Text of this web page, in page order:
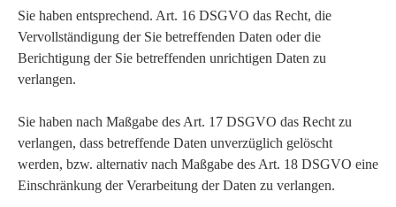
Sie haben entsprechend. Art. 16 DSGVO das Recht, die
Vervollständigung der Sie betreffenden Daten oder die
Berichtigung der Sie betreffenden unrichtigen Daten zu
verlangen.
Sie haben nach Maßgabe des Art. 17 DSGVO das Recht zu
verlangen, dass betreffende Daten unverzüglich gelöscht
werden, bzw. alternativ nach Maßgabe des Art. 18 DSGVO eine
Einschränkung der Verarbeitung der Daten zu verlangen.